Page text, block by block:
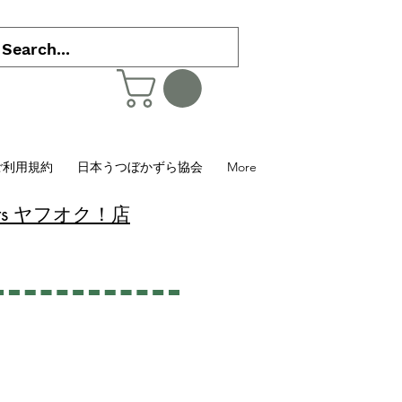
利用規約 日本うつぼかずら協会 More
ヤフオク！店